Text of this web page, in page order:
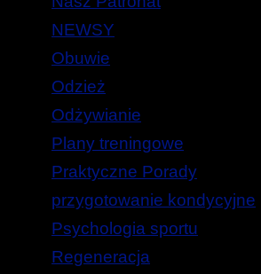
NEWSY
Obuwie
Odzież
Odżywianie
Plany treningowe
Praktyczne Porady
przygotowanie kondycyjne
Psychologia sportu
Regeneracja